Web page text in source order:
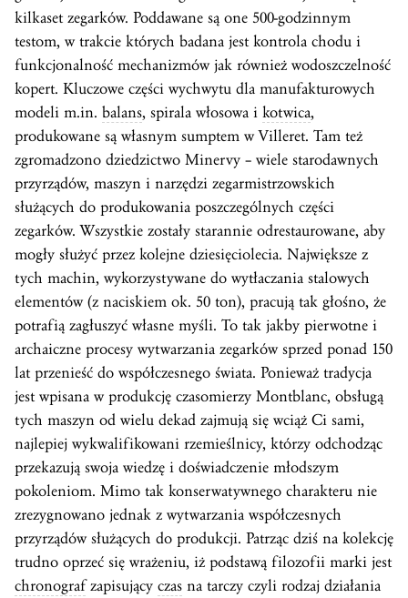
kilkaset zegarków. Poddawane są one 500-godzinnym
testom, w trakcie których badana jest kontrola chodu i
funkcjonalność mechanizmów jak również wodoszczelność
kopert. Kluczowe części wychwytu dla manufakturowych
modeli m.in. balans, spirala włosowa i kotwica,
produkowane są własnym sumptem w Villeret. Tam też
zgromadzono dziedzictwo Minervy – wiele starodawnych
przyrządów, maszyn i narzędzi zegarmistrzowskich
służących do produkowania poszczególnych części
zegarków. Wszystkie zostały starannie odrestaurowane, aby
mogły służyć przez kolejne dziesięciolecia. Największe z
tych machin, wykorzystywane do wytłaczania stalowych
elementów (z naciskiem ok. 50 ton), pracują tak głośno, że
potrafią zagłuszyć własne myśli. To tak jakby pierwotne i
archaiczne procesy wytwarzania zegarków sprzed ponad 150
lat przenieść do współczesnego świata. Ponieważ tradycja
jest wpisana w produkcję czasomierzy Montblanc, obsługą
tych maszyn od wielu dekad zajmują się wciąż Ci sami,
najlepiej wykwalifikowani rzemieślnicy, którzy odchodząc
przekazują swoja wiedzę i doświadczenie młodszym
pokoleniom. Mimo tak konserwatywnego charakteru nie
zrezygnowano jednak z wytwarzania współczesnych
przyrządów służących do produkcji. Patrząc dziś na kolekcję
trudno oprzeć się wrażeniu, iż podstawą filozofii marki jest
chronografzapisujący czas na tarczy czyli rodzaj działania